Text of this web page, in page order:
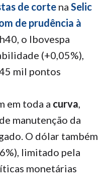
de corte na Selic
de prudência à
o Ibovespa
(+0,05%),
mil pontos
em toda a curva,
manutenção da
O dólar também
limitado pela
monetárias